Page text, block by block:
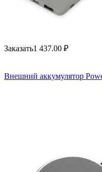
Заказать1 437.00 ₽
Внешний аккумулятор